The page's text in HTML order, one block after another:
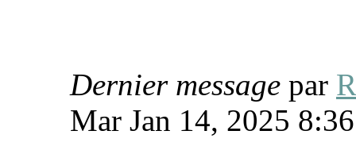
Dernier message par
Mar Jan 14, 2025